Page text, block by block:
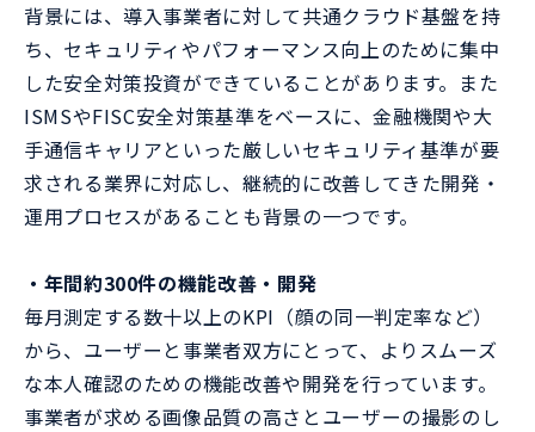
背景には、導入事業者に対して共通クラウド基盤を持
ち、セキュリティやパフォーマンス向上のために集中
した安全対策投資ができていることがあります。また
ISMSやFISC安全対策基準をベースに、金融機関や大
手通信キャリアといった厳しいセキュリティ基準が要
求される業界に対応し、継続的に改善してきた開発・
運用プロセスがあることも背景の一つです。
・年間約300件の機能改善・開発
毎月測定する数十以上のKPI（顔の同一判定率など）
から、ユーザーと事業者双方にとって、よりスムーズ
な本人確認のための機能改善や開発を行っています。
事業者が求める画像品質の高さとユーザーの撮影のし